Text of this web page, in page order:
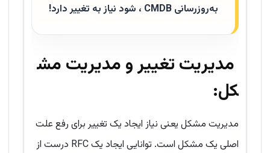
به‌روزرسانی CMDB ، شود نیاز به تغییر دارد!
مدیریت تغییر و مدیریت مش
کل:
مدیریت مشکل یعنی نیاز ایجاد یک تغییر برای رفع علت
اصلی یک مشکل است. توانایی ایجاد یک RFC درست از